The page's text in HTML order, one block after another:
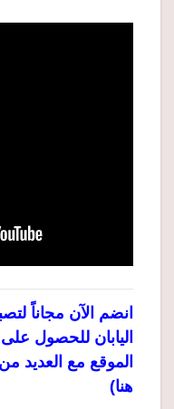
انضم الآن مجاناً
اليابان للحصول
الموقع مع العديد
هنا)